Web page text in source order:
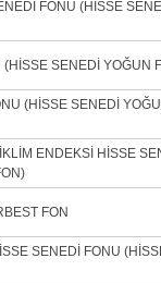
FONU (HİSSE
SENEDİ YOĞUN
(HİSSE SENEDİ
ENDEKSİ HİSSE
FON
SENEDİ FONU